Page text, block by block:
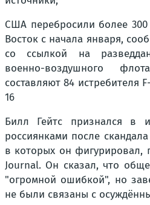
США перебросили более
Восток с начала января,
со ссылкой на
военно-воздушного
составляют 84 истребителя
16
Билл Гейтс признался в
россиянками после
в которых он фигурировал,
Journal. Он сказал, что
"огромной ошибкой", но
не были связаны с